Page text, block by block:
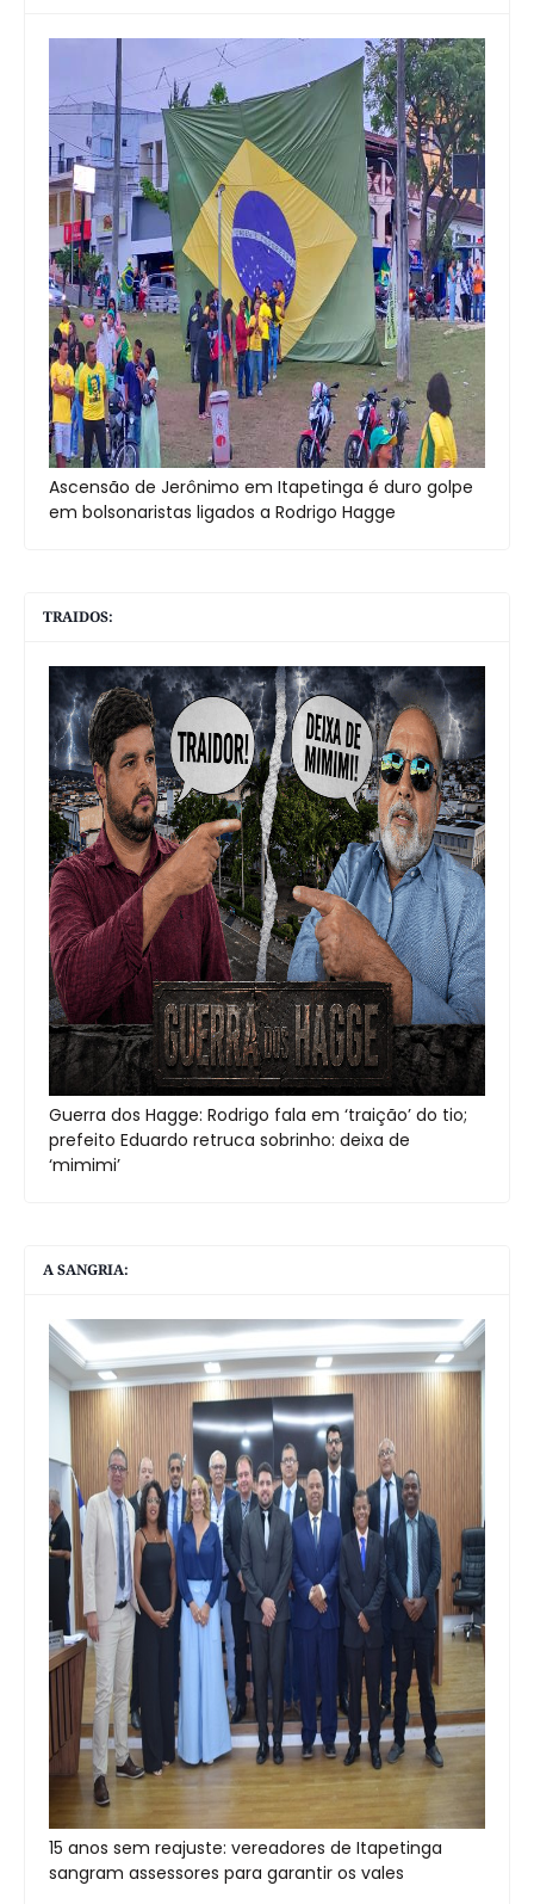
Ascensão de Jerônimo em Itapetinga é duro golpe
em bolsonaristas ligados a Rodrigo Hagge
TRAIDOS:
Guerra dos Hagge: Rodrigo fala em ‘traição’ do tio;
prefeito Eduardo retruca sobrinho: deixa de
‘mimimi’
A SANGRIA:
15 anos sem reajuste: vereadores de Itapetinga
sangram assessores para garantir os vales